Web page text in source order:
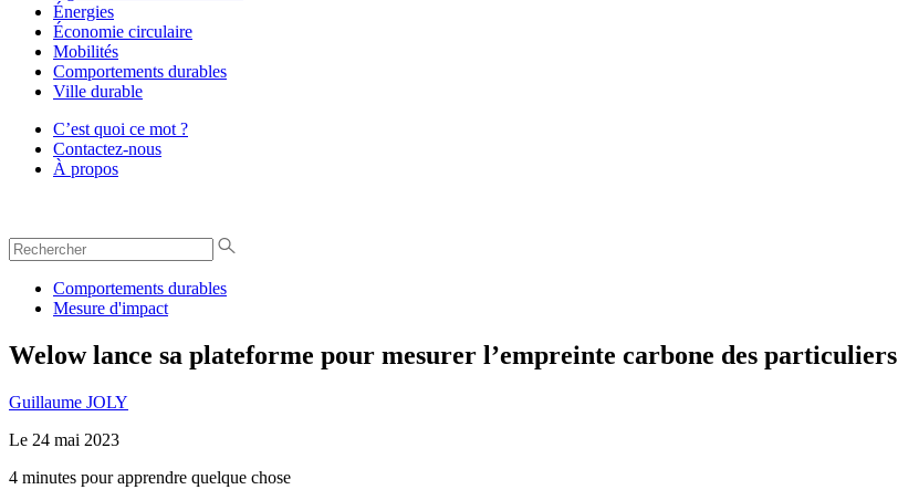
Énergies
Économie circulaire
Mobilités
Comportements durables
Ville durable
C’est quoi ce mot ?
Contactez-nous
À propos
Comportements durables
Mesure d'impact
Welow lance sa plateforme pour mesurer l’empreinte carbone des particuliers
Guillaume JOLY
Le 24 mai 2023
4 minutes pour apprendre quelque chose